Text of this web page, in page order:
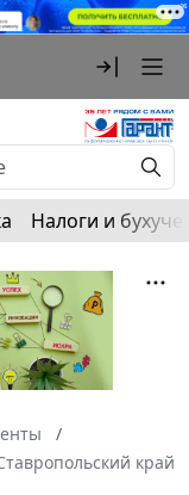
Налоги и
край